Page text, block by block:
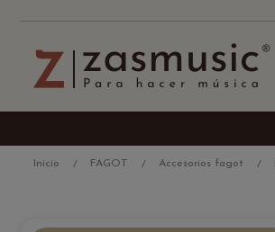
Inicio FAGOT Accesorios fagot